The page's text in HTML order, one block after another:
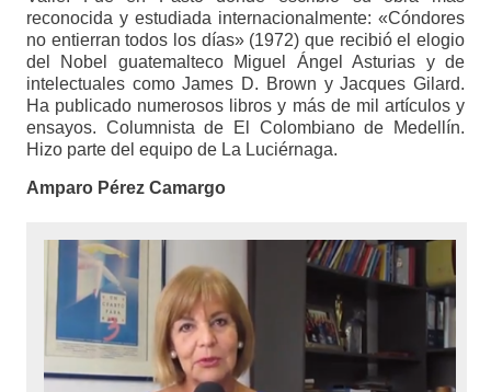
reconocida y estudiada internacionalmente: «Cóndores
no entierran todos los días» (1972) que recibió el elogio
del Nobel guatemalteco Miguel Ángel Asturias y de
intelectuales como James D. Brown y Jacques Gilard.
Ha publicado numerosos libros y más de mil artículos y
ensayos. Columnista de El Colombiano de Medellín.
Hizo parte del equipo de La Luciérnaga.
Amparo Pérez Camargo